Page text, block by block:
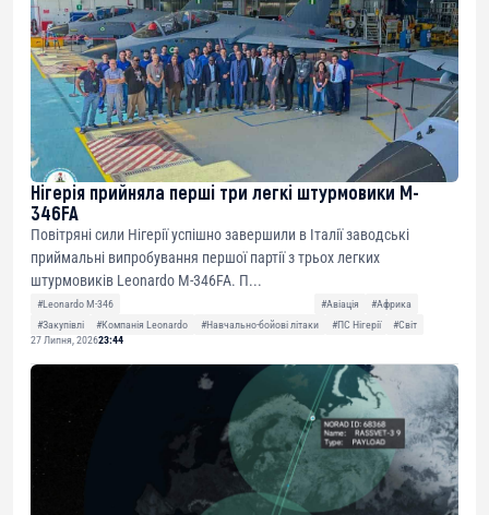
Нігерія прийняла перші три легкі штурмовики M-
346FA
Повітряні сили Нігерії успішно завершили в Італії заводські
приймальні випробування першої партії з трьох легких
штурмовиків Leonardo M-346FA. П...
#Leonardo M-346 #Авіація
#Африка
#Закупівлі
#Компанія Leonardo #Навчально-бойові літаки #ПС Нігерії
#Світ
27 Липня, 202623:44